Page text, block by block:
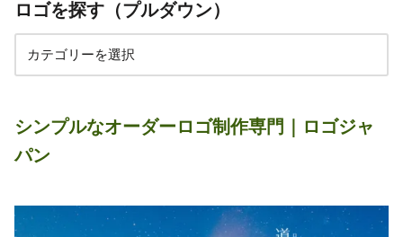
ロゴを探す（プルダウン）
シンプルなオーダーロゴ制作専門｜ロゴジャ
パン